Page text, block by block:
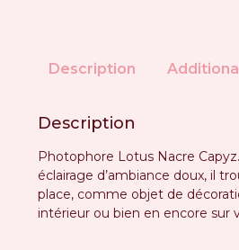
Description
Description
Photophore Lotus Nacre
éclairage d’ambiance doux, il
place, comme objet de
intérieur ou bien en encore sur